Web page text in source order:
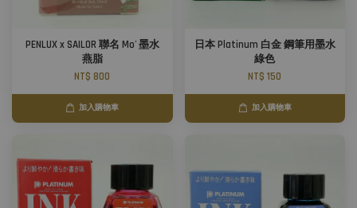
PENLUX x SAILOR 聯名 Mo' 墨水
燕脂
NT$ 800
加入購物車
日本 Platinum 白金 鋼筆用墨水
綠色
NT$ 150
加入購物車